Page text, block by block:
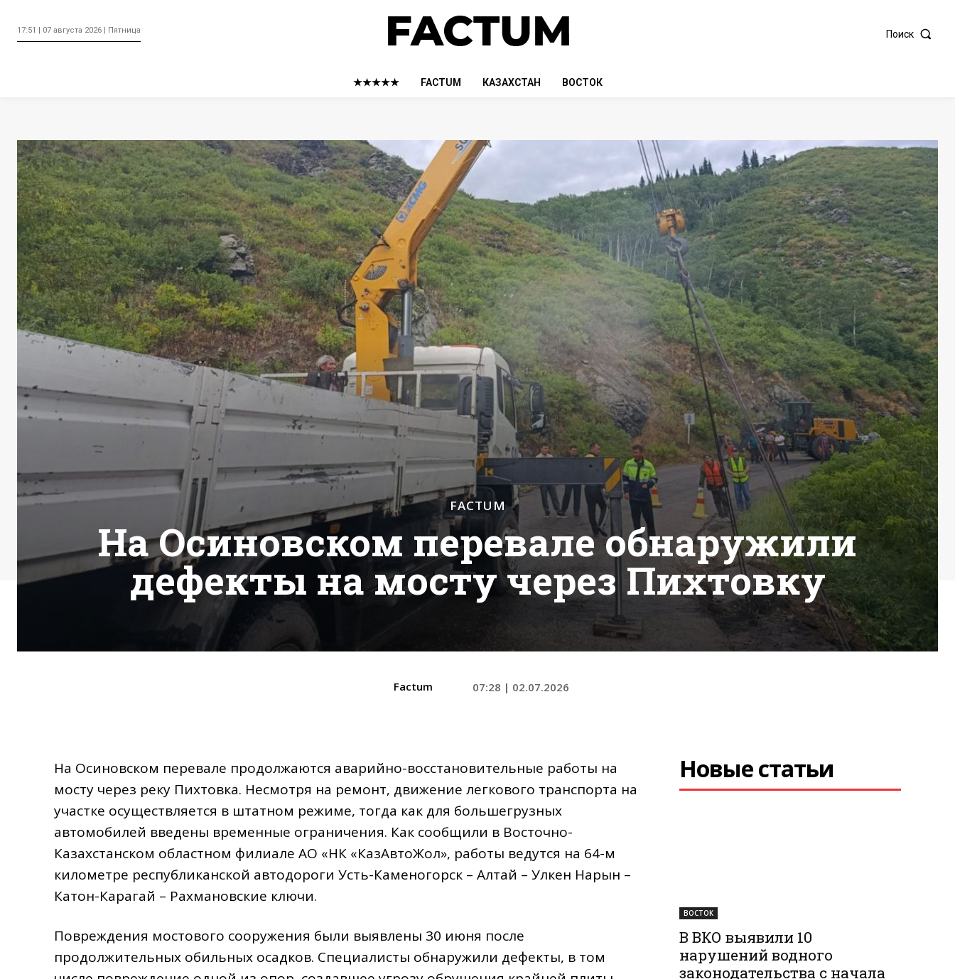
17:51 | 07 августа 2026 | Пятница Поиск
★★★★★ FACTUM КАЗАХСТАН ВОСТОК
FACTUM
На Осиновском перевале обнаружили
дефекты на мосту через Пихтовку
Factum 07:28 | 02.07.2026
На Осиновском перевале продолжаются аварийно-восстановительные работы на
мосту через реку Пихтовка. Несмотря на ремонт, движение легкового транспорта на
участке осуществляется в штатном режиме, тогда как для большегрузных
автомобилей введены временные ограничения. Как сообщили в Восточно-
Казахстанском областном филиале АО «НК «КазАвтоЖол», работы ведутся на 64-м
километре республиканской автодороги Усть-Каменогорск – Алтай – Улкен Нарын –
Катон-Карагай – Рахмановские ключи.
Повреждения мостового сооружения были выявлены 30 июня после
продолжительных обильных осадков. Специалисты обнаружили дефекты, в том
Новые статьи
ВОСТОК
В ВКО выявили 10
нарушений водного
законодательства с начала